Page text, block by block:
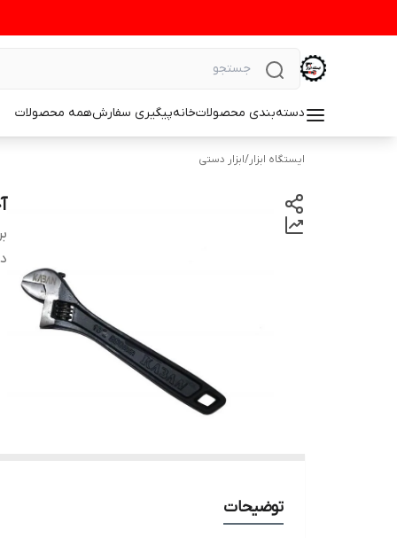
دسته‌بندی محصولاتخانهپیگیری سفارشهمه محصولات
ایستگاه ابزار/ابزار دستی
توضیحات